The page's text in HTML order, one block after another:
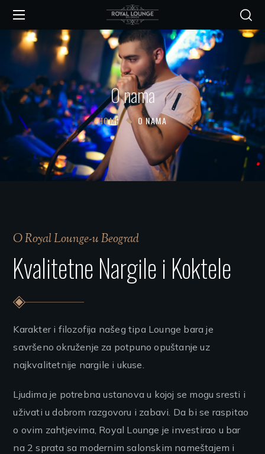
O nama
HOME O NAMA
O Royal Lounge-u Beograd
Kvalitetne Nargile i Koktele
Karakter i filozofija našeg tipa Lounge bara je
savršeno okruženje za potpuno opuštanje uz
najkvalitetnije nargile i ukuse.
Ljudima je potrebna ustanova u kojoj se mogu sresti i
uživati u dobrom razgovoru i zabavi. Da bi se raspitao
o ovim zahtjevima, Royal Lounge je investirao u bar
na 2 sprata sa modernim salonskim nameštajem i